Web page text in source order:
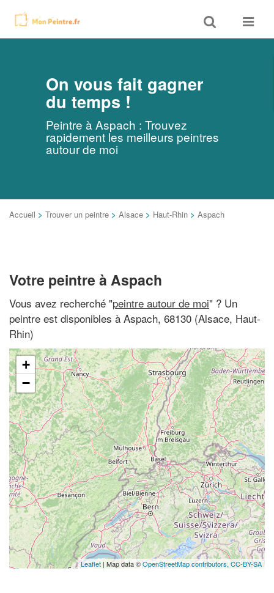
Toggle
search
Toggle
On vous fait gagner
du temps !
Peintre à Aspach : Trouvez
rapidement les meilleurs peintres
autour de moi
Accueil > Trouver un peintre > Alsace > Haut-Rhin > Aspach
Votre peintre à Aspach
Vous avez recherché "peintre autour de moi" ? Un
peintre est disponibles à Aspach, 68130 (Alsace, Haut-
Rhin)
+
−
Leaflet | Map data ©OpenStreetMap contributors, CC-BY-SA